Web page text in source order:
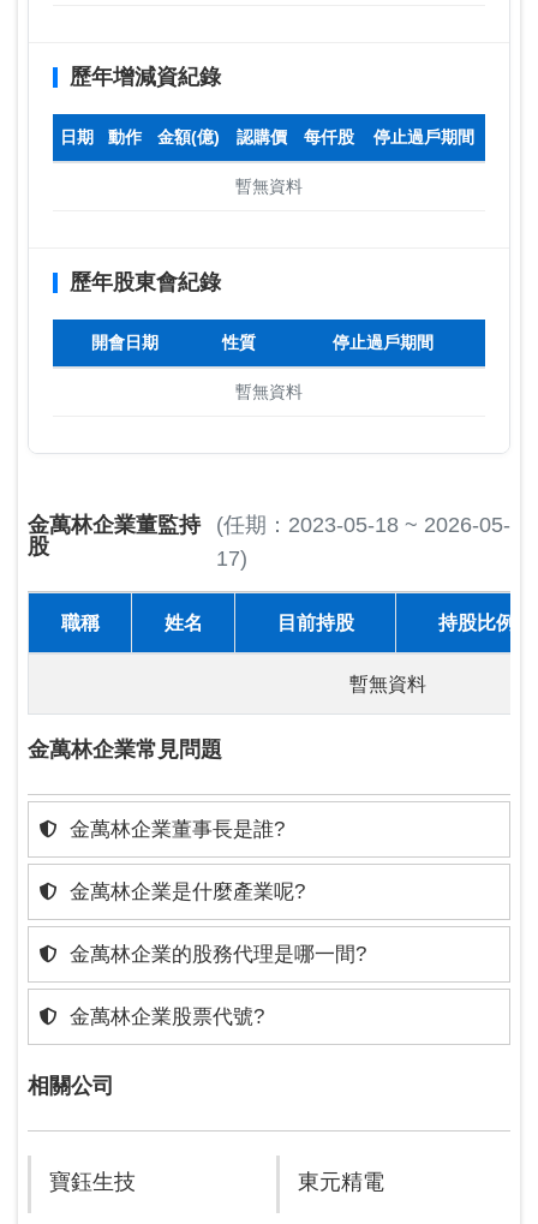
歷年增減資紀錄
日期 動作 金額(億) 認購價 每仟股 停止過戶期間
暫無資料
歷年股東會紀錄
開會日期 性質 停止過戶期間
暫無資料
金萬林企業董監持
股
(任期：2023-05-18 ~ 2026-05-
17)
職稱 姓名 目前持股 持股比例
暫無資料
金萬林企業常見問題
金萬林企業董事長是誰?
金萬林企業是什麼產業呢?
金萬林企業的股務代理是哪一間?
金萬林企業股票代號?
相關公司
寶鈺生技 東元精電